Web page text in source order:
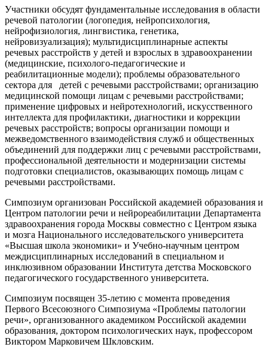
Участники обсудят фундаментальные исследования в области
речевой патологии (логопедия, нейропсихология,
нейрофизиология, лингвистика, генетика,
нейровизуализация); мультидисциплинарные аспекты
речевых расстройств у детей и взрослых в здравоохранении
(медицинские, психолого-педагогические и
реабилитационные модели); проблемы образовательного
сектора для детей с речевыми расстройствами; организацию
медицинской помощи лицам с речевыми расстройствами;
применение цифровых и нейротехнологий, искусственного
интеллекта для профилактики, диагностики и коррекции
речевых расстройств; вопросы организации помощи и
межведомственного взаимодействия служб и общественных
объединений для поддержки лиц с речевыми расстройствами,
профессиональной деятельности и модернизации системы
подготовки специалистов, оказывающих помощь лицам с
речевыми расстройствами.
Симпозиум организован Российской академией образования и
Центром патологии речи и нейрореабилитации Департамента
здравоохранения города Москвы совместно с Центром языка
и мозга Национального исследовательского университета
«Высшая школа экономики» и Учебно-научным центром
междисциплинарных исследований в специальном и
инклюзивном образовании Института детства Московского
педагогического государственного университета.
Симпозиум посвящен 35-летию с момента проведения
Первого Всесоюзного Симпозиума «Проблемы патологии
речи», организованного академиком Российской академии
образования, доктором психологических наук, профессором
Виктором Марковичем Шкловским.